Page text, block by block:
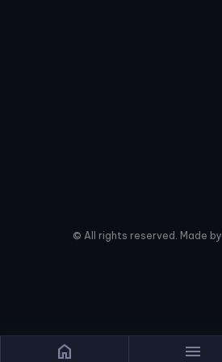
home menu
© All rights reserved. Made by